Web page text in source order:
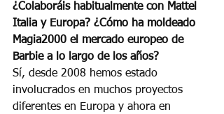
¿Colaboráis habitualmente con Mattel
Italia y Europa? ¿Cómo ha moldeado
Magia2000 el mercado europeo de
Barbie a lo largo de los años?
Sí, desde 2008 hemos estado
involucrados en muchos proyectos
diferentes en Europa y ahora en